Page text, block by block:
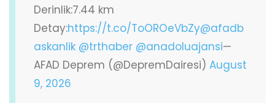
Derinlik:7.44 km
Detay:https://t.co/ToOROeVbZy@afadb
askanlik @trthaber @anadoluajansi—
AFAD Deprem (@DepremDairesi) August
9, 2026